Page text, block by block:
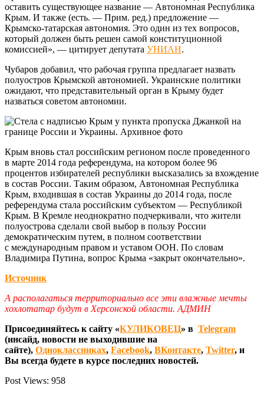
оставить существующее название — Автономная Республика
Крым. И также (есть. — Прим. ред.) предложение —
Крымско-татарская автономия. Это один из тех вопросов,
который должен быть решен самой конституционной
комиссией», — цитирует депутата УНИАН.
Чубаров добавил, что рабочая группа предлагает назвать
полуостров Крымской автономией. Украинские политики
ожидают, что представительный орган в Крыму будет
назваться советом автономии.
Крым вновь стал российским регионом после проведенного
в марте 2014 года референдума, на котором более 96
процентов избирателей республики высказались за вхождение
в состав России. Таким образом, Автономная Республика
Крым, входившая в состав Украины до 2014 года, после
референдума стала российским субъектом — Республикой
Крым. В Кремле неоднократно подчеркивали, что жители
полуострова сделали свой выбор в пользу России
демократическим путем, в полном соответствии
с международным правом и уставом ООН. По словам
Владимира Путина, вопрос Крыма «закрыт окончательно».
Источник
А располагаться территориально все эти влажные мечты
хохлотатар будут в Херсонской области. АДМИН
Присоединяйтесь к сайту «КУЛИКОВЕЦ» в Telegram
(инсайд, новости не выходившие на
сайте), Одноклассниках, Facebook, ВКонтакте, Twitter, и
Вы всегда будете в курсе последних новостей.
Post Views: 958